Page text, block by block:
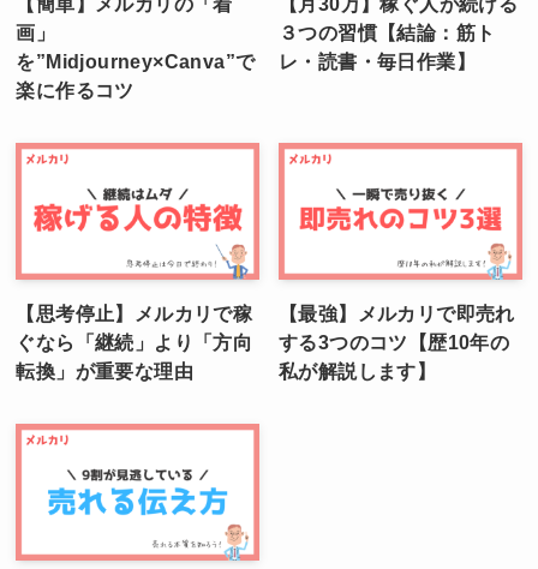
画」
を”Midjourney×Canva”で
楽に作るコツ
３つの習慣【結論：筋ト
レ・読書・毎日作業】
【思考停止】メルカリで稼
ぐなら「継続」より「方向
転換」が重要な理由
【最強】メルカリで即売れ
する3つのコツ【歴10年の
私が解説します】